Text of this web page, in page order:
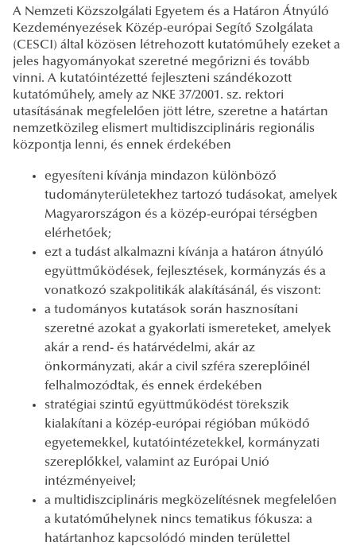
A Nemzeti Közszolgálati Egyetem és a Határon Átnyúló
Kezdeményezések Közép-európai Segítő Szolgálata
(CESCI) által közösen létrehozott kutatóműhely ezeket a
jeles hagyományokat szeretné megőrizni és tovább
vinni. A kutatóintézetté fejleszteni szándékozott
kutatóműhely, amely az NKE 37/2001. sz. rektori
utasításának megfelelően jött létre, szeretne a határtan
nemzetközileg elismert multidiszciplináris regionális
központja lenni, és ennek érdekében
egyesíteni kívánja mindazon különböző
tudományterületekhez tartozó tudásokat, amelyek
Magyarországon és a közép-európai térségben
elérhetőek;
ezt a tudást alkalmazni kívánja a határon átnyúló
együttműködések, fejlesztések, kormányzás és a
vonatkozó szakpolitikák alakításánál, és viszont:
a tudományos kutatások során hasznosítani
szeretné azokat a gyakorlati ismereteket, amelyek
akár a rend- és határvédelmi, akár az
önkormányzati, akár a civil szféra szereplőinél
felhalmozódtak, és ennek érdekében
stratégiai szintű együttműködést törekszik
kialakítani a közép-európai régióban működő
egyetemekkel, kutatóintézetekkel, kormányzati
szereplőkkel, valamint az Európai Unió
intézményeivel;
a multidiszciplináris megközelítésnek megfelelően
a kutatóműhelynek nincs tematikus fókusza: a
határtanhoz kapcsolódó minden területtel